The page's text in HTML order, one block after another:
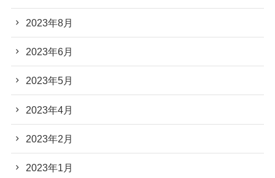
2023年8月
2023年6月
2023年5月
2023年4月
2023年2月
2023年1月